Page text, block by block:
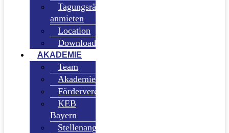
Tagungsräume
anmieten
Location
Downloadbereich
AKADEMIE
Team
Akademieleitung
Förderverein
KEB
Bayern
Stellenangebote